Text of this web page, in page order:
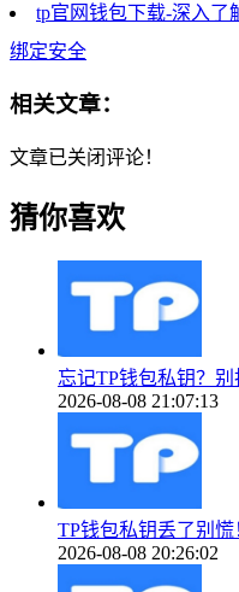
tp官网钱包下载-深入了
绑定安全
相关文章：
文章已关闭评论！
猜你喜欢
忘记TP钱包私钥？
2026-08-08 21:07:13
TP钱包私钥丢了别
2026-08-08 20:26:02